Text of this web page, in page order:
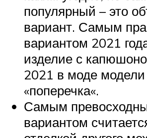
популярный – это
вариант. Самым
вариантом 2021
изделие с
2021 в моде модели
«поперечка«.
Самым
вариантом